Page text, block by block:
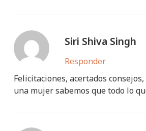
Siri Shiva Singh
Responder
Felicitaciones, acertados
una mujer sabemos que todo lo